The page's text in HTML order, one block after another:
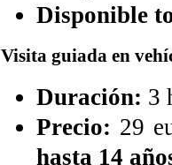
Disponible
Visita guiada en
Duración: 3
Precio: 29
hasta 14